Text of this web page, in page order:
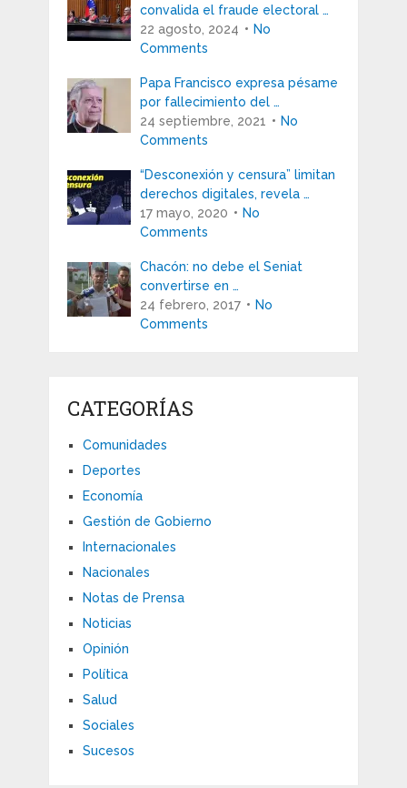
convalida el fraude electoral …
22 agosto, 2024
No
Comments
Papa Francisco expresa pésame
por fallecimiento del …
24 septiembre, 2021
No
Comments
“Desconexión y censura” limitan
derechos digitales, revela …
17 mayo, 2020
No
Comments
Chacón: no debe el Seniat
convertirse en …
24 febrero, 2017
No
Comments
CATEGORÍAS
Comunidades
Deportes
Economía
Gestión de Gobierno
Internacionales
Nacionales
Notas de Prensa
Noticias
Opinión
Política
Salud
Sociales
Sucesos